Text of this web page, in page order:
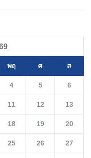
พฤ ศ ส
4 5 6
11 12 13
18 19 20
25 26 27